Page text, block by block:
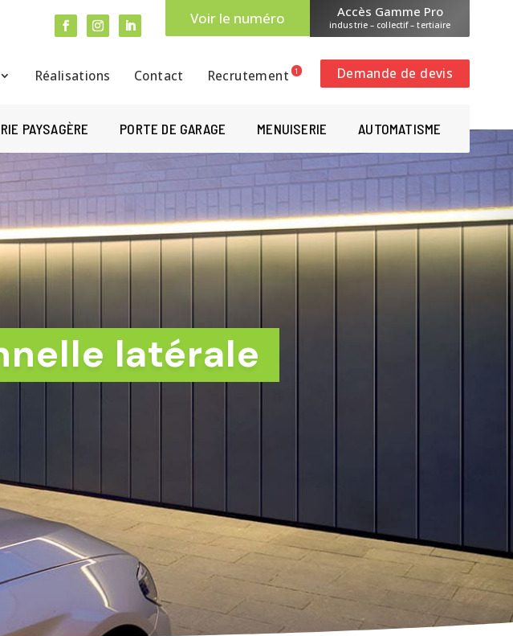
Voir le numéro Accès Gamme Pro
industrie – collectif – tertiaire
Réalisations Contact Recrutement 1 Demande de devis
PAYSAGÈRE PORTE DE GARAGE MENUISERIE AUTOMATISME
latérale